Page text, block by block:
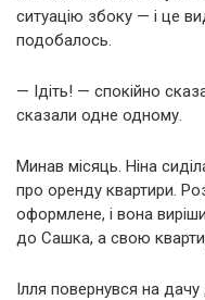
ситуацію збоку — і це
подобалось.
— Ідіть! — спокійно
сказали одне одному.
Минав місяць. Ніна
про оренду квартири.
оформлене, і вона
до Сашка, а свою
Ілля повернувся на